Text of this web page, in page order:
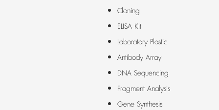
Cloning
ELISA Kit
Laboratory Plastic
Antibody Array
DNA Sequencing
Fragment Analysis
Gene Synthesis